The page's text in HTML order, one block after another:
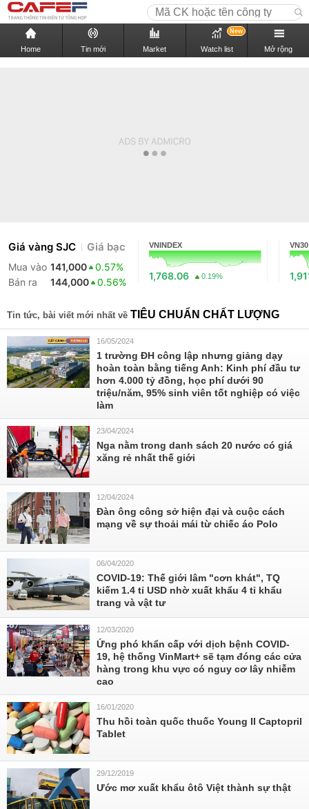
Home Tin mới Market Watch list
New
Mở rộng
Giá vàng SJC Giá bạc
Mua vào 141,000
0.57%
Bán ra
144,000 0.56%
VNINDEX
1,768.06 0.19%
VN30
Tin tức, bài viết mới nhất về TIÊU CHUẨN CHẤT LƯỢNG
16/05/2024
1 trường ĐH công lập nhưng giảng dạy
hoàn toàn bằng tiếng Anh: Kinh phí đầu tư
hơn 4.000 tỷ đồng, học phí dưới 90
triệu/năm, 95% sinh viên tốt nghiệp có việc
làm
23/04/2024
Nga nằm trong danh sách 20 nước có giá
xăng rẻ nhất thế giới
12/04/2024
Đàn ông công sở hiện đại và cuộc cách
mạng về sự thoải mái từ chiếc áo Polo
06/04/2020
COVID-19: Thế giới lâm "cơn khát", TQ
kiếm 1.4 tỉ USD nhờ xuất khẩu 4 tỉ khẩu
trang và vật tư
12/03/2020
Ứng phó khẩn cấp với dịch bệnh COVID-
19, hệ thống VinMart+ sẽ tạm đóng các cửa
hàng trong khu vực có nguy cơ lây nhiễm
cao
16/01/2020
Thu hồi toàn quốc thuốc Young II Captopril
Tablet
29/12/2019
Ước mơ xuất khẩu ôtô Việt thành sự thật